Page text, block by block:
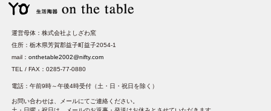
運営母体：株式会社よしざわ窯
住所：栃木県芳賀郡益子町益子2054-1
mail：onthetable2002@nifty.com
TEL / FAX：0285-77-0880
電話：午前9時～午後4時受付（土・日・祝日を除く）
お問い合わせは、メールにてご連絡ください。